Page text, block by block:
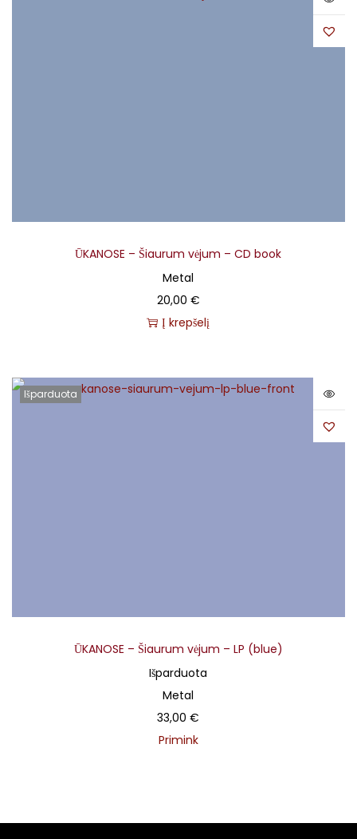
ŪKANOSE – Šiaurum vėjum – CD book
Metal
20,00 €
Į krepšelį
Išparduota
ŪKANOSE – Šiaurum vėjum – LP (blue)
Išparduota
Metal
33,00€
Primink